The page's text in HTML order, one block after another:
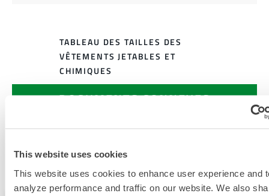
This website uses cookies
This website uses cookies to enhance user experience and
analyze performance and traffic on our website. We also
DOCUMENTS CONNEXES
TABLEAU DES TAILLES DES
VÊTEMENTS JETABLES ET
CHIMIQUES
Disponible dans ces régions de vente : CHINE, ASIE.